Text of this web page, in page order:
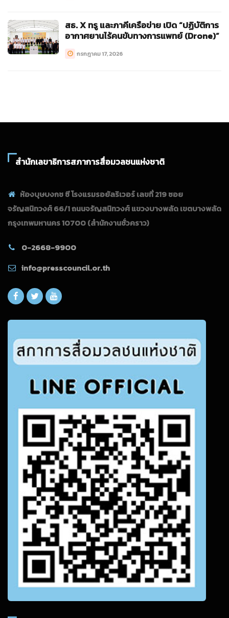
สธ. X ทรู และภาคีเครือข่าย เปิด “ปฏิบัติการ
อากาศยานไร้คนขับทางการแพทย์ (Drone)”
กรกฎาคม 17, 2026
สำนักเลขาธิการสภาการสื่อมวลชนแห่งชาติ
ห้องบุษบงกช ซี โรงแรมรอยัลริเวอร์ เลขที่ 219 ซอย
จรัญสนิทวงศ์ 66/1 ถนนจรัญสนิทวงศ์ แขวงบางพลัด เขตบางพลัด
กรุงเทพมหานคร 10700(สำนักงานชั่วคราว)
0-2668-9900
info@presscouncil.or.th